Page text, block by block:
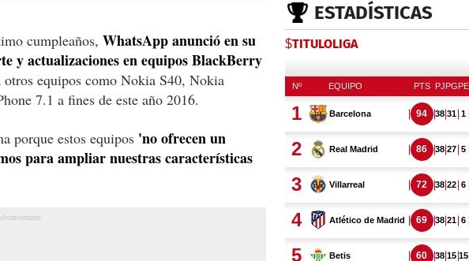
cumpleaños, WhatsApp anunció en su
y actualizaciones en equipos BlackBerry
otros equipos como Nokia S40, Nokia
7.1 a fines de este año 2016.
porque estos equipos 'no ofrecen un
para ampliar nuestras características
ESTADÍSTICAS
$TITULOLIGA